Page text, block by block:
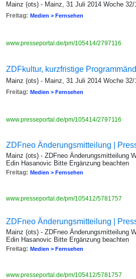
Mainz (ots) - Mainz, 31 Juli 2014 Woche
Freitag: Medien > Fernsehen
www.presseportal.de/pm/105414/2797116
ZDFkultur, kurzfristige
Mainz (ots) - Mainz, 31 Juli 2014 Woche
Freitag: Medien > Fernsehen
www.presseportal.de/pm/105414/2797116
ZDFneo Änderungsmitteilung |
Mainz (ots) - ZDFneo Änderungsmitteilung
Edin Hasanovic Bitte Ergänzung beachten
Freitag: Medien > Fernsehen
www.presseportal.de/pm/105412/5781757
ZDFneo Änderungsmitteilung |
Mainz (ots) - ZDFneo Änderungsmitteilung
Edin Hasanovic Bitte Ergänzung beachten
Freitag: Medien > Fernsehen
www.presseportal.de/pm/105412/5781757